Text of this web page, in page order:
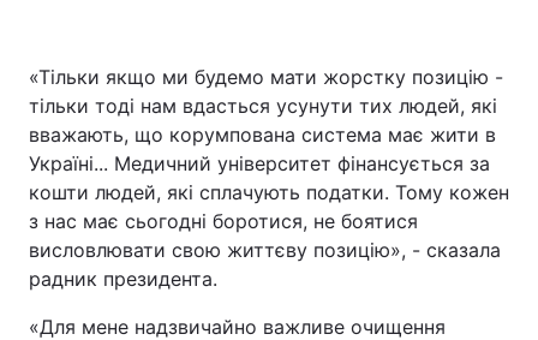
«Тільки якщо ми будемо мати жорстку позицію -
тільки тоді нам вдасться усунути тих людей, які
вважають, що корумпована система має жити в
Україні... Медичний університет фінансується за
кошти людей, які сплачують податки. Тому кожен
з нас має сьогодні боротися, не боятися
висловлювати свою життєву позицію», - сказала
радник президента.
«Для мене надзвичайно важливе очищення